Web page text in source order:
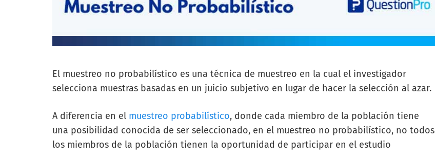
El muestreo no probabilístico es una técnica de muestreo en la cual el investigador
selecciona muestras basadas en un juicio subjetivo en lugar de hacer la selección al azar.
A diferencia en el muestreo probabilístico, donde cada miembro de la población tiene
una posibilidad conocida de ser seleccionado, en el muestreo no probabilístico, no todos
los miembros de la población tienen la oportunidad de participar en el estudio